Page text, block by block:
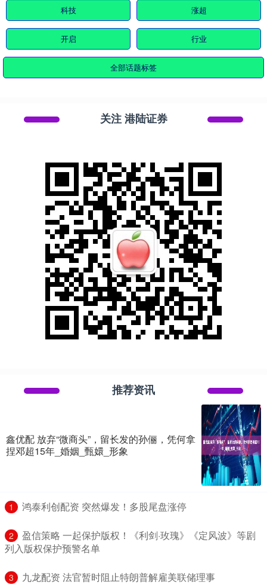
科技 涨超
开启 行业
全部话题标签
关注 港陆证券
推荐资讯
鑫优配 放弃“微商头”，留长发的孙俪，凭何拿
捏邓超15年_婚姻_甄嬛_形象
1 ​鸿泰利创配资 突然爆发！多股尾盘涨停
2
​盈信策略 一起保护版权！《利剑·玫瑰》《定风波》等剧
列入版权保护预警名单
3 ​九龙配资 法官暂时阻止特朗普解雇美联储理事